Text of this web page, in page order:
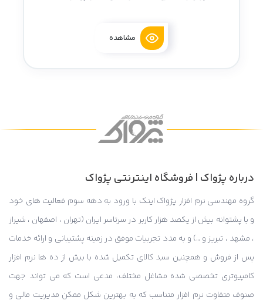
مشاهده
درباره پژواک | فروشگاه اینترنتی پژواک
گروه مهندسی نرم افزار پژواک اینک با ورود به دهه سوم فعالیت های خود
و با پشتوانه بیش از یکصد هزار کاربر در سرتاسر ایران (تهران ، اصفهان ، شیراز
، مشهد ، تبریز و …) و به مدد تجربیات موفق در زمینه پشتیبانی و ارائه خدمات
پس از فروش و همچنین سبد کالای تکمیل شده با بیش از ده ها نرم افزار
کامپیوتری تخصصی شده مشاغل مختلف، مدعی است که می تواند جهت
صنوف متفاوت نرم افزار متناسب که به بهترین شکل ممکن مدیریت مالی و